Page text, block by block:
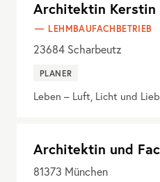
Architektin Kerstin
LEHMBAUFACHBETRIEB
23684 Scharbeutz
PLANER
Leben – Luft, Licht und
Architektin und
81373 München